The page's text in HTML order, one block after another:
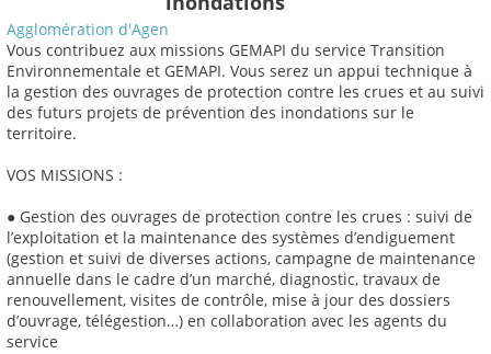
Agglomération d'Agen
Vous contribuez aux missions GEMAPI du service Transition
Environnementale et GEMAPI. Vous serez un appui technique à
la gestion des ouvrages de protection contre les crues et au suivi
des futurs projets de prévention des inondations sur le
territoire.
VOS MISSIONS :
● Gestion des ouvrages de protection contre les crues : suivi de
l’exploitation et la maintenance des systèmes d’endiguement
(gestion et suivi de diverses actions, campagne de maintenance
annuelle dans le cadre d’un marché, diagnostic, travaux de
renouvellement, visites de contrôle, mise à jour des dossiers
d’ouvrage, télégestion…) en collaboration avec les agents du
service